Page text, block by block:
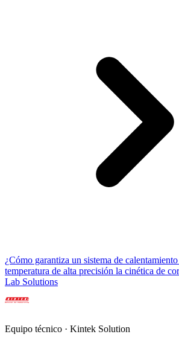
¿Cómo garantiza un sistema de
temperatura de alta precisión la cinética de
Lab Solutions
Equipo técnico · Kintek Solution